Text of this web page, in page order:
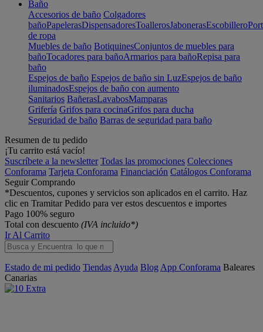
Baño
Accesorios de baño Colgadores
bañoPapelerasDispensadoresToallerosJabonerasEscobillero
de ropa
Muebles de baño BotiquinesConjuntos de muebles para
bañoTocadores para bañoArmarios para bañoRepisa para
baño
Espejos de baño Espejos de baño sin LuzEspejos de baño
iluminadosEspejos de baño con aumento
Sanitarios BañerasLavabosMamparas
Grifería Grifos para cocinaGrifos para ducha
Seguridad de baño Barras de seguridad para baño
Resumen de tu pedido
¡Tu carrito está vacío!
Suscríbete a la newsletter Todas las promociones Colecciones
Conforama Tarjeta Conforama Financiación Catálogos Conforama
Seguir Comprando
*Descuentos, cupones y servicios son aplicados en el carrito. Haz
clic en Tramitar Pedido para ver estos descuentos e importes
Pago 100% seguro
Total con descuento (IVA incluido*)
Ir Al Carrito
Estado de mi pedido Tiendas Ayuda Blog App Conforama Baleares
Canarias